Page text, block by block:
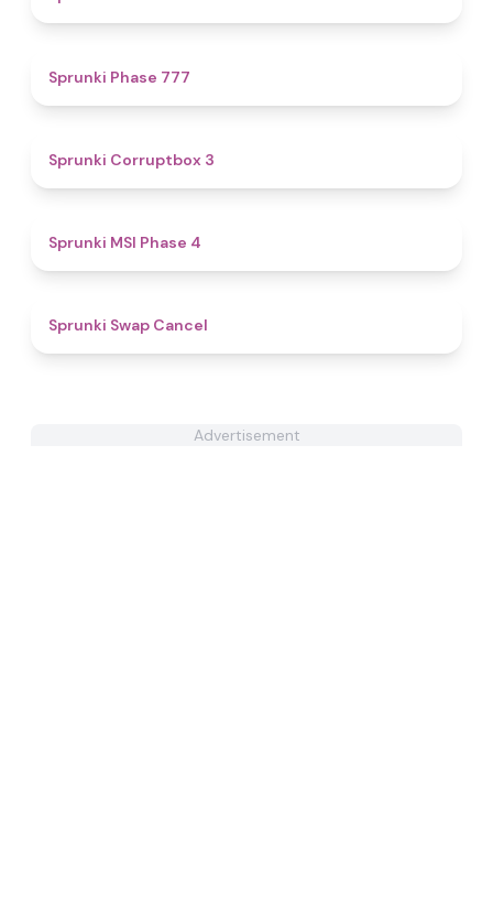
Sprunki Phase 777
Sprunki Corruptbox 3
Sprunki MSI Phase 4
Sprunki Swap Cancel
Advertisement